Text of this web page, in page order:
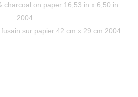
charcoal on paper 16,53 in x 6,50 in
2004.
sur papier 42 cm x 29 cm 2004.